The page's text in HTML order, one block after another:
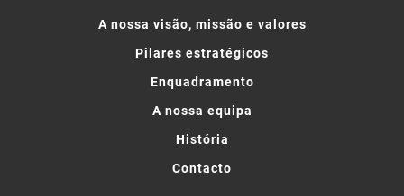
A nossa visão, missão e valores
Pilares estratégicos
Enquadramento
A nossa equipa
História
Contacto